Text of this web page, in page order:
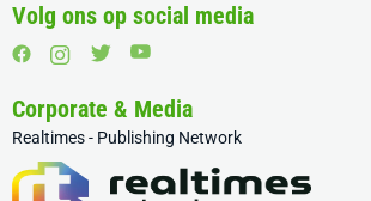
Volg ons op social media
Corporate & Media
Realtimes - Publishing Network